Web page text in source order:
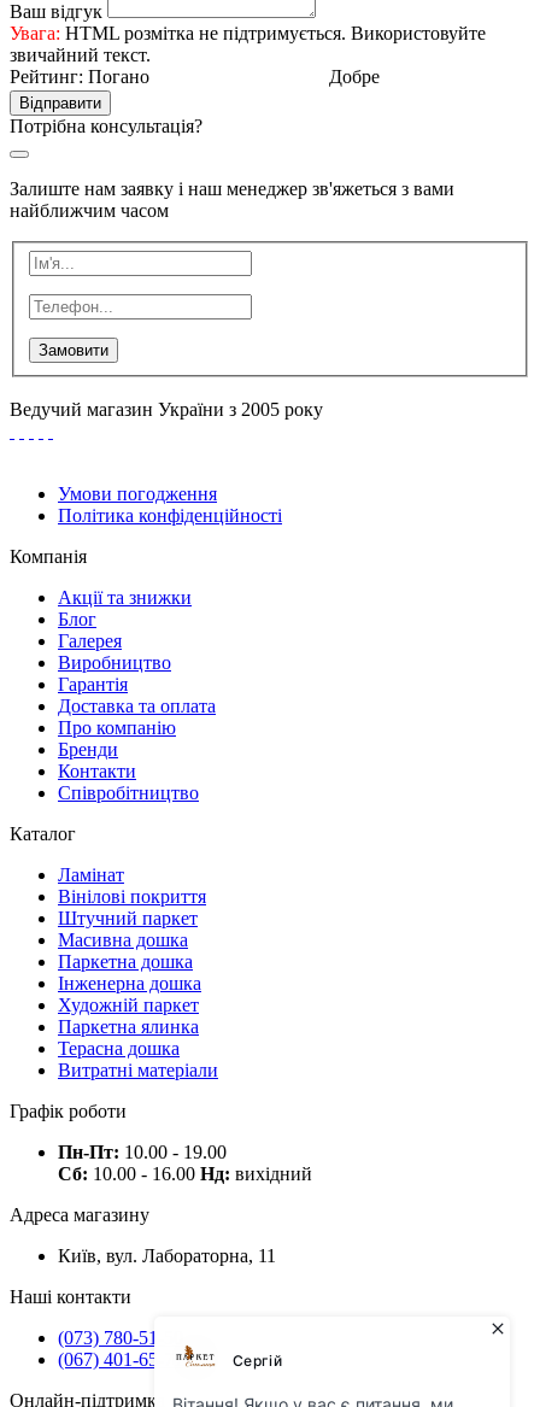
Ваш відгук
Увага: HTML розмітка не підтримується. Використовуйте
звичайний текст.
Рейтинг: Погано Добре
Відправити
Потрібна консультація?
Залиште нам заявку і наш менеджер зв'яжеться з вами
найближчим часом
Замовити
Ведучий магазин України з 2005 року
Умови погодження
Політика конфіденційності
Компанія
Акції та знижки
Блог
Галерея
Виробництво
Гарантія
Доставка та оплата
Про компанію
Бренди
Контакти
Співробітництво
Каталог
Ламінат
Вінілові покриття
Штучний паркет
Масивна дошка
Паркетна дошка
Інженерна дошка
Художній паркет
Паркетна ялинка
Терасна дошка
Витратні матеріали
Графік роботи
Пн-Пт: 10.00 - 19.00
Сб: 10.00 - 16.00 Нд: вихідний
Адреса магазину
Київ, вул. Лабораторна, 11
Наші контакти
(073) 780-51-50
(067) 401-65-71
Онлайн-підтримка